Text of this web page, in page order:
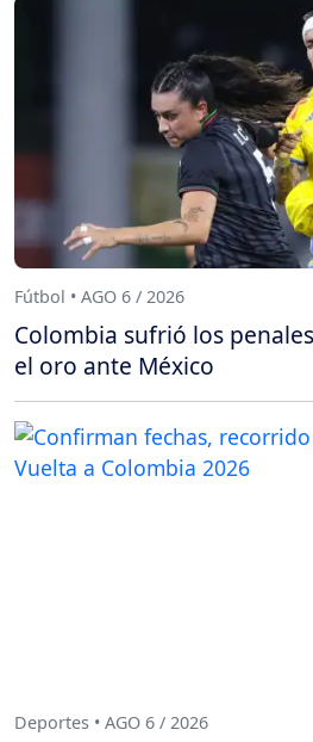
Fútbol • AGO 6 / 2026
Colombia sufrió los
el oro ante México
Deportes • AGO 6 / 2026